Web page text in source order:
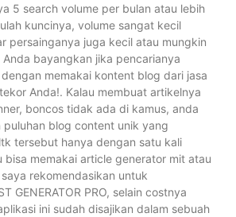
5 search volume per bulan atau lebih
kuncinya, volume sangat kecil
persainganya juga kecil atau mungkin
Anda bayangkan jika pencarianya
memakai kontent blog dari jasa
Anda!. Kalau membuat artikelnya
boncos tidak ada di kamus, anda
blog content unik yang
tersebut hanya dengan satu kali
bisa memakai article generator mit atau
rekomendasikan untuk
GENERATOR PRO, selain costnya
ini sudah disajikan dalam sebuah